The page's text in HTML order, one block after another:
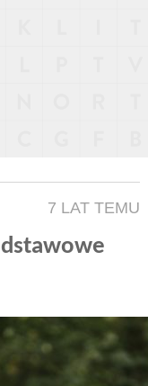
7 LAT TEMU